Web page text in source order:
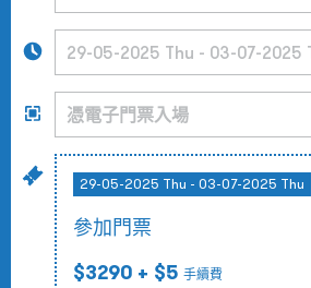
29-05-2025 Thu - 03-07-2025 Thu
參加門票
$3290 + $5 手續費